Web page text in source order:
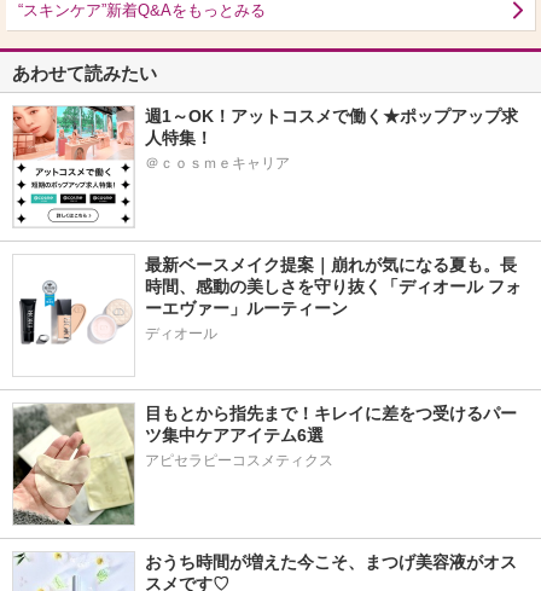
“スキンケア”新着Q&Aをもっとみる
あわせて読みたい
週1～OK！アットコスメで働く★ポップアップ求
人特集！
＠ｃｏｓｍｅキャリア
最新ベースメイク提案｜崩れが気になる夏も。長
時間、感動の美しさを守り抜く「ディオール フォ
ーエヴァー」ルーティーン
ディオール
目もとから指先まで！キレイに差をつ受けるパー
ツ集中ケアアイテム6選
アピセラピーコスメティクス
おうち時間が増えた今こそ、まつげ美容液がオス
スメです♡